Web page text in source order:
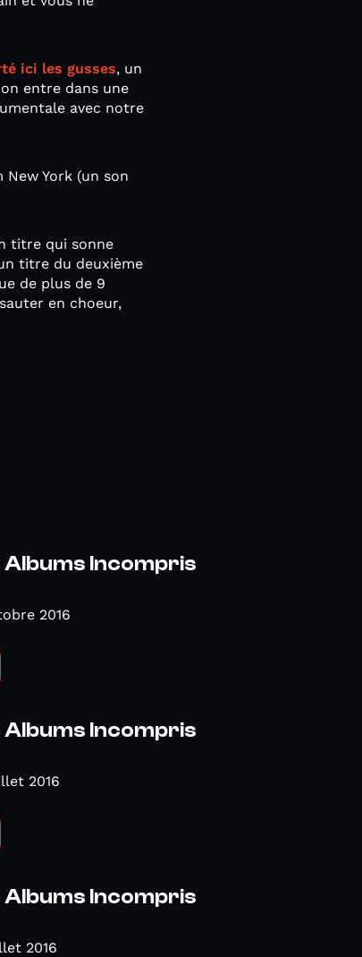
ici les gusses, un
entre dans une
avec notre
York (un son
titre qui sonne
titre du deuxième
de plus de 9
en choeur,
Albums Incompris
2016
Albums Incompris
2016
Albums Incompris
2016